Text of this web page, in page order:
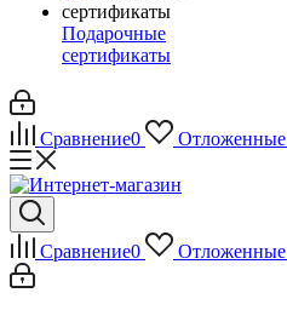
Подарочные
сертификаты
Сравнение0 Отложенные
Сравнение0 Отложенные